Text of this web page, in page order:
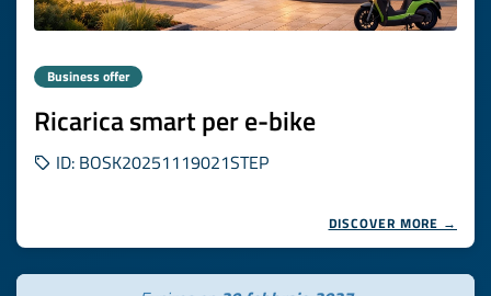
Business offer
Ricarica smart per e-bike
ID: BOSK20251119021STEP
DISCOVER MORE →